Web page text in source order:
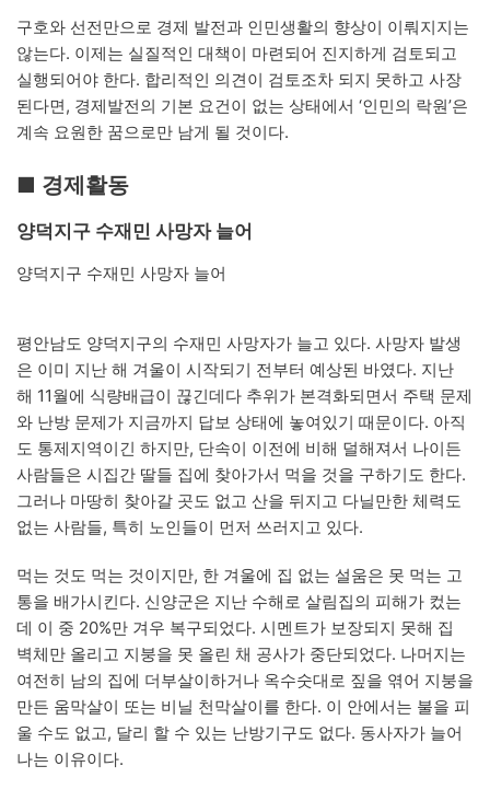
구호와 선전만으로 경제 발전과 인민생활의 향상이 이뤄지지는
않는다. 이제는 실질적인 대책이 마련되어 진지하게 검토되고
실행되어야 한다. 합리적인 의견이 검토조차 되지 못하고 사장
된다면, 경제발전의 기본 요건이 없는 상태에서 ‘인민의 락원’은
계속 요원한 꿈으로만 남게 될 것이다.
■ 경제활동
양덕지구 수재민 사망자 늘어
양덕지구 수재민 사망자 늘어
평안남도 양덕지구의 수재민 사망자가 늘고 있다. 사망자 발생
은 이미 지난 해 겨울이 시작되기 전부터 예상된 바였다. 지난
해 11월에 식량배급이 끊긴데다 추위가 본격화되면서 주택 문제
와 난방 문제가 지금까지 답보 상태에 놓여있기 때문이다. 아직
도 통제지역이긴 하지만, 단속이 이전에 비해 덜해져서 나이든
사람들은 시집간 딸들 집에 찾아가서 먹을 것을 구하기도 한다.
그러나 마땅히 찾아갈 곳도 없고 산을 뒤지고 다닐만한 체력도
없는 사람들, 특히 노인들이 먼저 쓰러지고 있다.
먹는 것도 먹는 것이지만, 한 겨울에 집 없는 설움은 못 먹는 고
통을 배가시킨다. 신양군은 지난 수해로 살림집의 피해가 컸는
데 이 중 20%만 겨우 복구되었다. 시멘트가 보장되지 못해 집
벽체만 올리고 지붕을 못 올린 채 공사가 중단되었다. 나머지는
여전히 남의 집에 더부살이하거나 옥수숫대로 짚을 엮어 지붕을
만든 움막살이 또는 비닐 천막살이를 한다. 이 안에서는 불을 피
울 수도 없고, 달리 할 수 있는 난방기구도 없다. 동사자가 늘어
나는 이유이다.